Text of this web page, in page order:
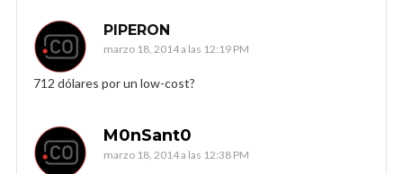
PIPERON
marzo 18, 2014 a las 12:19 PM
712 dólares por un low-cost?
M0nSant0
marzo 18, 2014 a las 12:38 PM